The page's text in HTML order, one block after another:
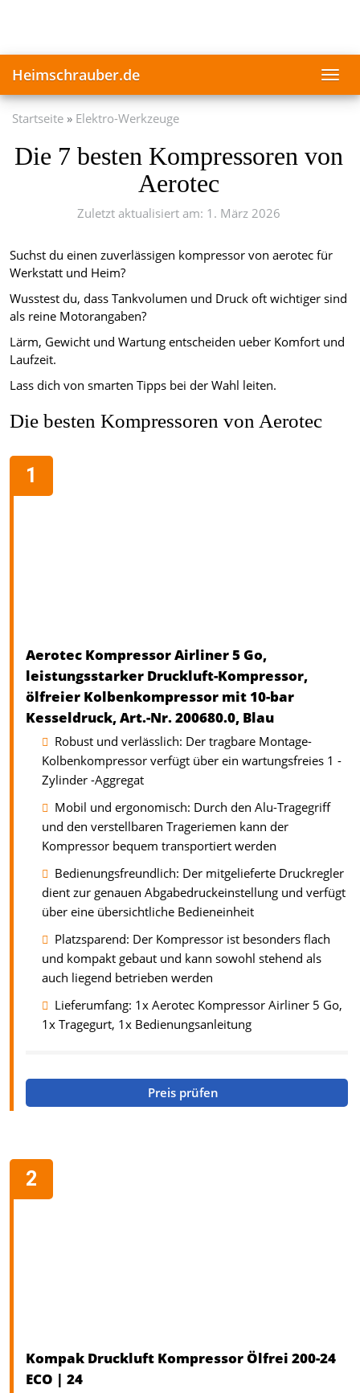
Heimschrauber.de
Startseite Elektro-Werkzeuge
Die 7 besten Kompressoren von
Aerotec
Zuletzt aktualisiert am: 1. März 2026
Suchst du einen zuverlässigen kompressor von aerotec für
Werkstatt und Heim?
Wusstest du, dass Tankvolumen und Druck oft wichtiger sind
als reine Motorangaben?
Lärm, Gewicht und Wartung entscheiden ueber Komfort und
Laufzeit.
Lass dich von smarten Tipps bei der Wahl leiten.
Die besten Kompressoren von Aerotec
Aerotec Kompressor Airliner 5 Go,
leistungsstarker Druckluft-Kompressor,
ölfreier Kolbenkompressor mit 10-bar
Kesseldruck, Art.-Nr. 200680.0, Blau
Robust und verlässlich: Der tragbare Montage-
Kolbenkompressor verfügt über ein wartungsfreies 1 -
Zylinder -Aggregat
Mobil und ergonomisch: Durch den Alu-Tragegriff
und den verstellbaren Trageriemen kann der
Kompressor bequem transportiert werden
Bedienungsfreundlich: Der mitgelieferte Druckregler
dient zur genauen Abgabedruckeinstellung und verfügt
über eine übersichtliche Bedieneinheit
Platzsparend: Der Kompressor ist besonders flach
und kompakt gebaut und kann sowohl stehend als
auch liegend betrieben werden
Lieferumfang: 1x Aerotec Kompressor Airliner 5 Go,
1x Tragegurt, 1x Bedienungsanleitung
Preis prüfen
Kompak Druckluft Kompressor Ölfrei 200-24
ECO | 24